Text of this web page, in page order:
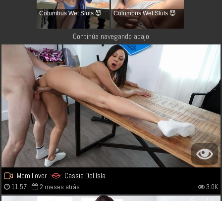
Columbus Wet Sluts 😈 Columbus Wet Sluts 😈
Continúa navegando abajo
Mom Lover Cassie Del Isla
11:57 2 meses atrás 3.0K